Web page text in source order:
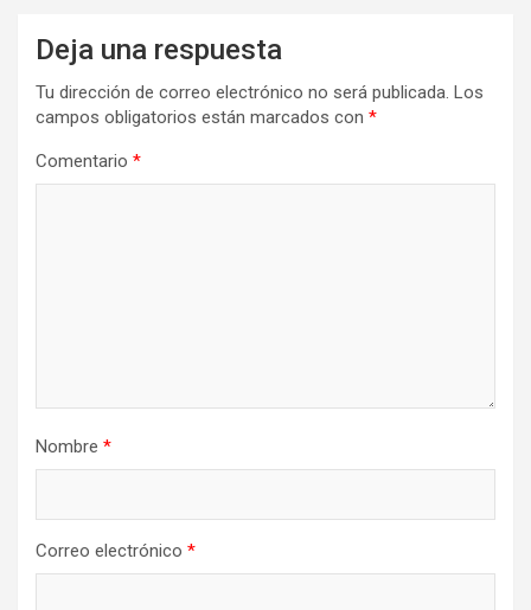
Deja una respuesta
Tu dirección de correo electrónico no será publicada. Los
campos obligatorios están marcados con *
Comentario *
Nombre *
Correo electrónico *